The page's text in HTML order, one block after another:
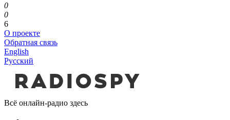
0
0
6
О проекте
Обратная связь
English
Русский
Всё онлайн-радио здесь